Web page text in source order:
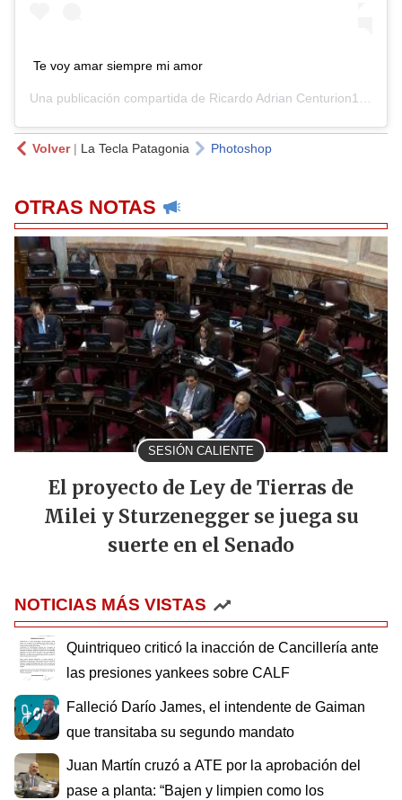
Te voy amar siempre mi amor
Una publicación compartida de Ricardo Adrian Centurion10
Volver| La Tecla Patagonia Photoshop
OTRAS NOTAS
SESIÓN CALIENTE
El proyecto de Ley de Tierras de
Milei y Sturzenegger se juega su
suerte en el Senado
NOTICIAS MÁS VISTAS
Quintriqueo criticó la inacción de Cancillería ante
las presiones yankees sobre CALF
Falleció Darío James, el intendente de Gaiman
que transitaba su segundo mandato
Juan Martín cruzó a ATE por la aprobación del
pase a planta: “Bajen y limpien como los